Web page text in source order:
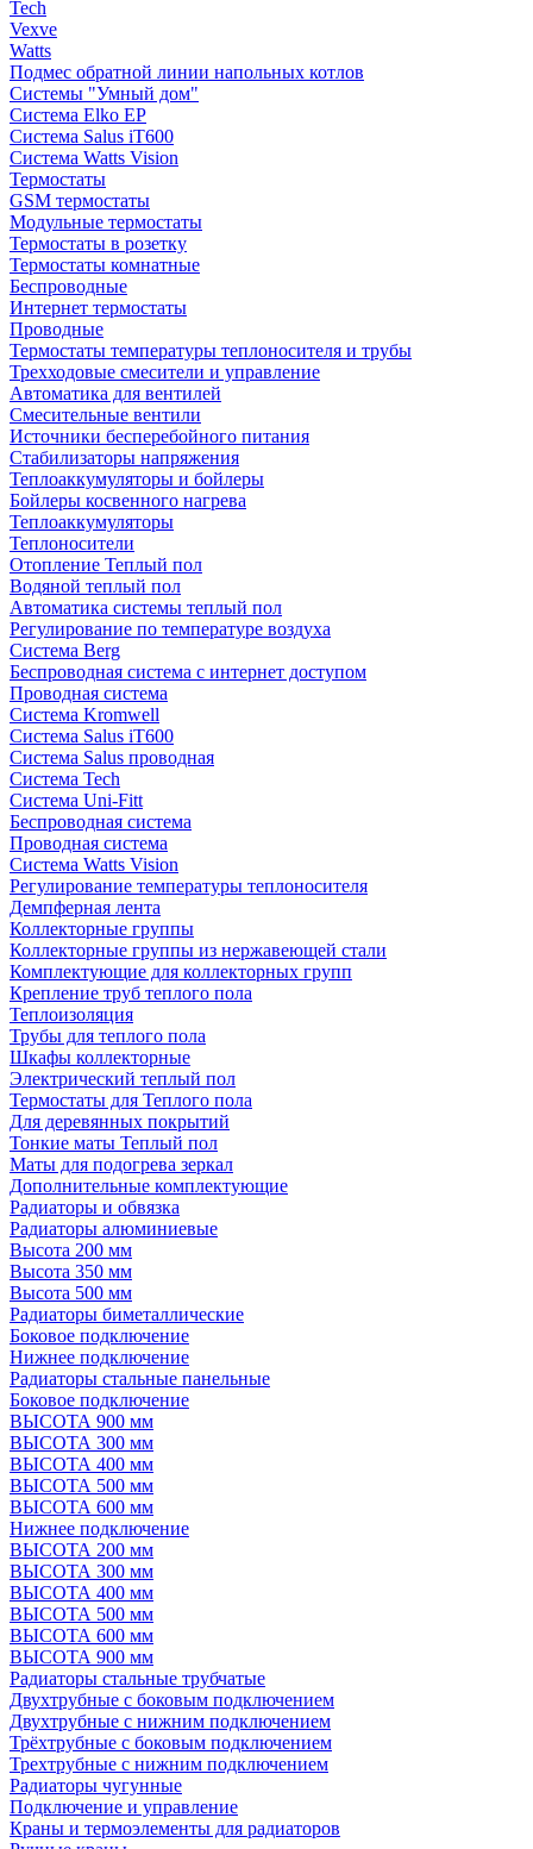
Tech
Vexve
Watts
Подмес обратной линии напольных котлов
Системы "Умный дом"
Система Elko EP
Система Salus iT600
Система Watts Vision
Термостаты
GSM термостаты
Модульные термостаты
Термостаты в розетку
Термостаты комнатные
Беспроводные
Интернет термостаты
Проводные
Термостаты температуры теплоносителя и трубы
Трехходовые смесители и управление
Автоматика для вентилей
Смесительные вентили
Источники бесперебойного питания
Стабилизаторы напряжения
Теплоаккумуляторы и бойлеры
Бойлеры косвенного нагрева
Теплоаккумуляторы
Теплоносители
Отопление Теплый пол
Водяной теплый пол
Автоматика системы теплый пол
Регулирование по температуре воздуха
Система Berg
Беспроводная система с интернет доступом
Проводная система
Система Kromwell
Система Salus iT600
Система Salus проводная
Система Tech
Система Uni-Fitt
Беспроводная система
Проводная система
Система Watts Vision
Регулирование температуры теплоносителя
Демпферная лента
Коллекторные группы
Коллекторные группы из нержавеющей стали
Комплектующие для коллекторных групп
Крепление труб теплого пола
Теплоизоляция
Трубы для теплого пола
Шкафы коллекторные
Электрический теплый пол
Термостаты для Теплого пола
Для деревянных покрытий
Тонкие маты Теплый пол
Маты для подогрева зеркал
Дополнительные комплектующие
Радиаторы и обвязка
Радиаторы алюминиевые
Высота 200 мм
Высота 350 мм
Высота 500 мм
Радиаторы биметаллические
Боковое подключение
Нижнее подключение
Радиаторы стальные панельные
Боковое подключение
ВЫСОТА 900 мм
ВЫСОТА 300 мм
ВЫСОТА 400 мм
ВЫСОТА 500 мм
ВЫСОТА 600 мм
Нижнее подключение
ВЫСОТА 200 мм
ВЫСОТА 300 мм
ВЫСОТА 400 мм
ВЫСОТА 500 мм
ВЫСОТА 600 мм
ВЫСОТА 900 мм
Радиаторы стальные трубчатые
Двухтрубные с боковым подключением
Двухтрубные с нижним подключением
Трёхтрубные с боковым подключением
Трехтрубные с нижним подключением
Радиаторы чугунные
Подключение и управление
Краны и термоэлементы для радиаторов